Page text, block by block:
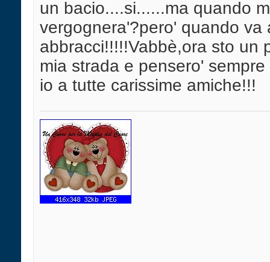
un bacio....si......ma quando
vergognera'?pero' quando va
abbracci!!!!!Vabbè,ora sto un
mia strada e pensero'
io a tutte carissime amiche!!!